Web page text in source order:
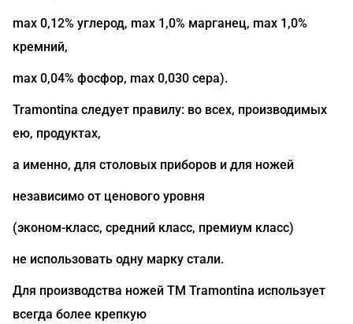
max 0,12% углерод, max 1,0% марганец, max 1,0%
кремний,
max 0,04% фосфор, max 0,030 сера).
Tramontina следует правилу: во всех, производимых
ею, продуктах,
а именно, для столовых приборов и для ножей
независимо от ценового уровня
(эконом-класс, средний класс, премиум класс)
не использовать одну марку стали.
Для производства ножей ТМ Tramontina использует
всегда более крепкую